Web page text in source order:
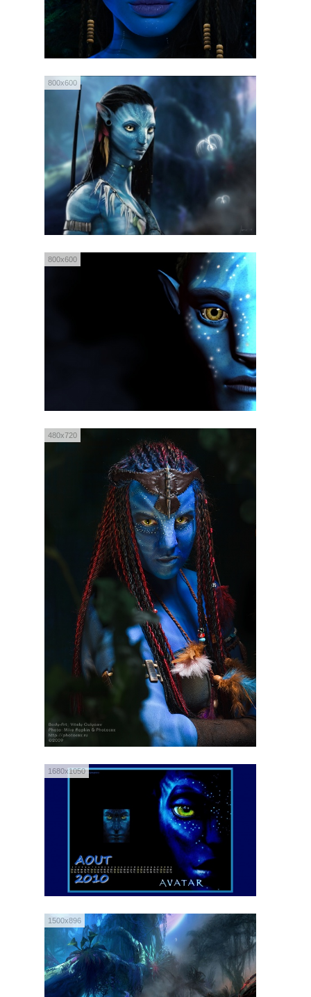
800x600
800x600
480x720
1680x1050
1500x896